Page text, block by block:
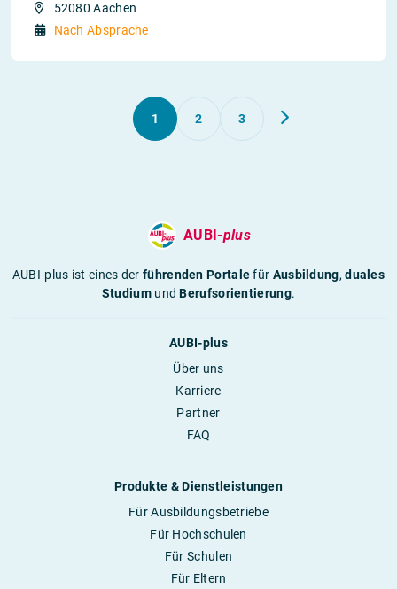
52080 Aachen
Nach Absprache
1 2 3
AUBI-plus
AUBI-plus ist eines derführenden Portalefür Ausbildung,duales
StudiumundBerufsorientierung.
AUBI-plus
Über uns
Karriere
Partner
FAQ
Produkte & Dienstleistungen
Für Ausbildungsbetriebe
Für Hochschulen
Für Schulen
Für Eltern